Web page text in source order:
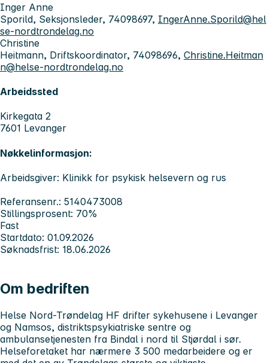
Inger Anne
Sporild, Seksjonsleder, 74098697, IngerAnne.Sporild@hel
se-nordtrondelag.no
Christine
Heitmann, Driftskoordinator, 74098696, Christine.Heitman
n@helse-nordtrondelag.no
Arbeidssted
Kirkegata 2
7601 Levanger
Nøkkelinformasjon:
Arbeidsgiver: Klinikk for psykisk helsevern og rus
Referansenr.: 5140473008
Stillingsprosent: 70%
Fast
Startdato: 01.09.2026
Søknadsfrist: 18.06.2026
Om bedriften
Helse Nord-Trøndelag HF drifter sykehusene i Levanger
og Namsos, distriktspsykiatriske sentre og
ambulansetjenesten fra Bindal i nord til Stjørdal i sør.
Helseforetaket har nærmere 3 500 medarbeidere og er